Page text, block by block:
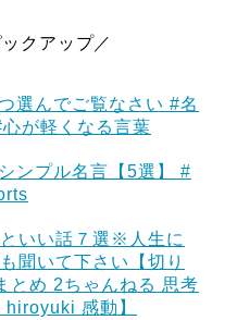
クアップ／
選んでご覧なさい #名
が軽くなる言葉
ンプル名言【5選】 #
いい話７選※人生に
聞いて下さい【切り
とめ 2ちゃんねる 思考
感動】